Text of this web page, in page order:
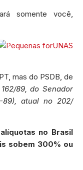
somente você,
mas do PSDB, de
89, do Senador
89), atual no 202/
no Brasil
sobem 300% ou